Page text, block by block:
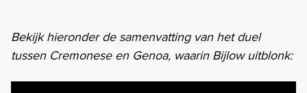
Bekijk hieronder de samenvatting van het duel
tussen Cremonese en Genoa, waarin Bijlow uitblonk: